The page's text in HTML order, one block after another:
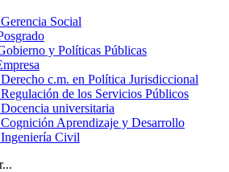
Social
y Políticas Públicas
c.m. en Política Jurisdiccional
de los Servicios Públicos
universitaria
Aprendizaje y Desarrollo
Civil